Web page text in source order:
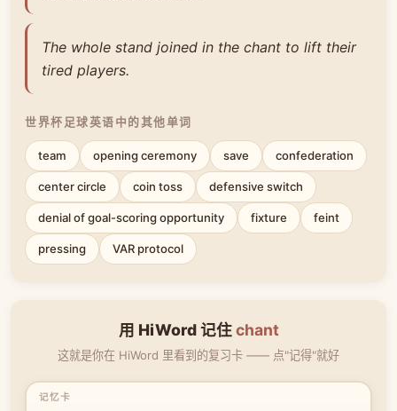
The whole stand joined in the chant to lift their
tired players.
世界杯足球英语中的其他单词
team opening ceremony save confederation
center circle coin toss defensive switch
denial of goal-scoring opportunity fixture feint
pressing VAR protocol
用 HiWord 记住chant
这就是你在 HiWord 里看到的复习卡 —— 点"记得"就好